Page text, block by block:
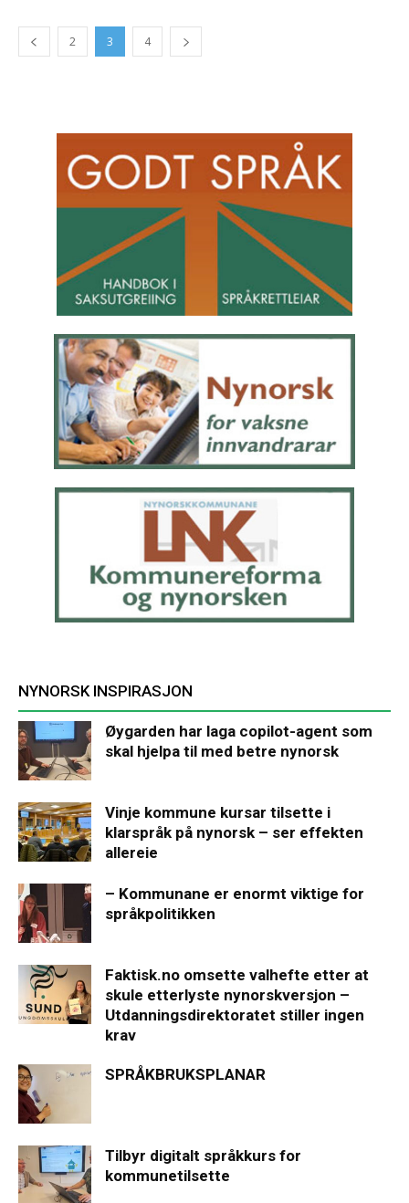
2 3 4
NYNORSK INSPIRASJON
Øygarden har laga copilot-agent som
skal hjelpa til med betre nynorsk
Vinje kommune kursar tilsette i
klarspråk på nynorsk – ser effekten
allereie
– Kommunane er enormt viktige for
språkpolitikken
Faktisk.no omsette valhefte etter at
skule etterlyste nynorskversjon –
Utdanningsdirektoratet stiller ingen
krav
SPRÅKBRUKSPLANAR
Tilbyr digitalt språkkurs for
kommunetilsette